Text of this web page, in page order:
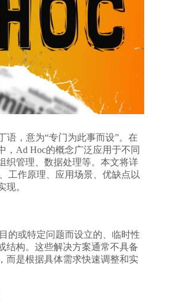
语，意为“专门为此事而设”。在
，Ad Hoc的概念广泛应用于不同
织管理、数据处理等。本文将详
工作原理、应用场景、优缺点以
现。
的或特定问题而设立的、临时性
结构。这些解决方案通常不具备
而是根据具体需求快速调整和实